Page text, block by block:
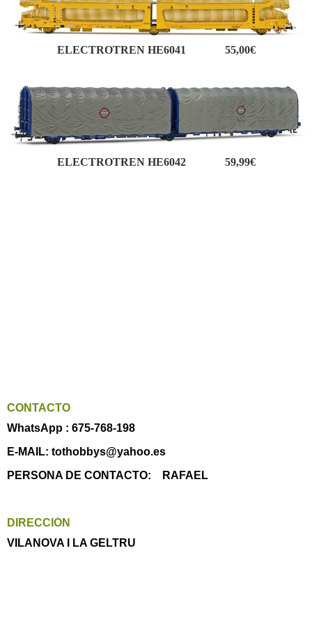
ELECTROTREN HE6041 55,00€
ELECTROTREN HE6042 59,99€
CONTACTO
WhatsApp : 675-768-198
E-MAIL: tothobbys@yahoo.es
PERSONA DE CONTACTO: RAFAEL
DIRECCIÓN
VILANOVA I LA GELTRU